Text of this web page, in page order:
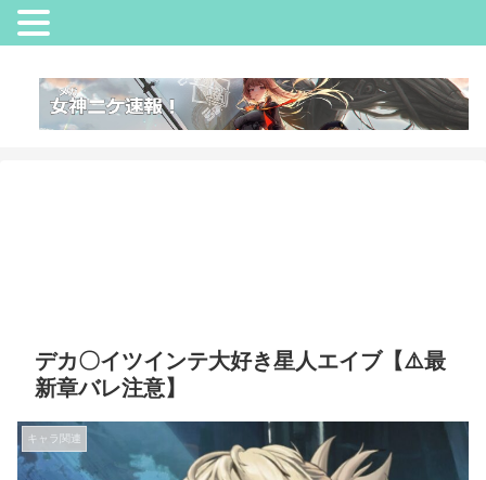
デカ〇イツインテ大好き星人エイブ【⚠️最
新章バレ注意】
キャラ関連